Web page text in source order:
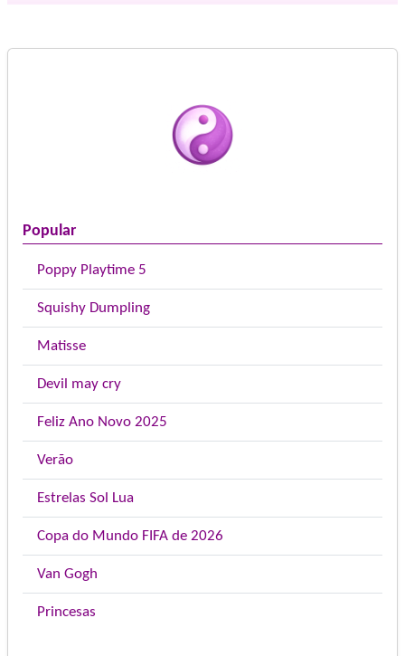
Popular
Poppy Playtime 5
Squishy Dumpling
Matisse
Devil may cry
Feliz Ano Novo 2025
Verão
Estrelas Sol Lua
Copa do Mundo FIFA de 2026
Van Gogh
Princesas